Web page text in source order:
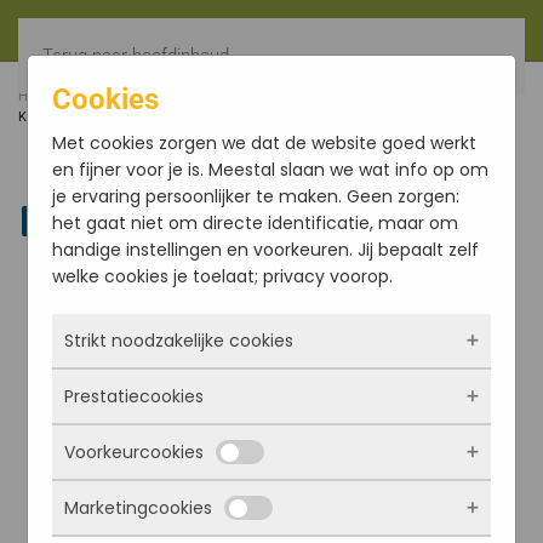
Terug naar hoofdinhoud
HOME FILTER
KEGELS (5)
Linkedin
Cookies
Met cookies zorgen we dat de website goed werkt
en fijner voor je is. Meestal slaan we wat info op om
je ervaring persoonlijker te maken. Geen zorgen:
het gaat niet om directe identificatie, maar om
handige instellingen en voorkeuren. Jij bepaalt zelf
welke cookies je toelaat; privacy voorop.
Strikt noodzakelijke cookies
Deze cookies zorgen ervoor dat de website
überhaupt werkt. Ze zijn dus altijd actief en
kunnen niet worden uitgezet. Meestal worden
ze alleen geplaatst als jij iets doet, zoals
inloggen, een formulier invullen of je
Prestatiecookies
Met deze cookies zien we hoe vaak onze site
bezocht wordt, waar bezoekers vandaan
komen en welke pagina’s populair zijn. Zo
Voorkeurcookies
Deze cookies onthouden jouw voorkeuren.
Marketingcookies